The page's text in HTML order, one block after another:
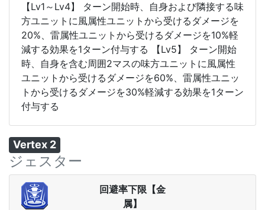
【Lv1～Lv4】 ターン開始時、自身および隣接する味
方ユニットに風属性ユニットから受けるダメージを
20%、雷属性ユニットから受けるダメージを10%軽
減する効果を1ターン付与する 【Lv5】 ターン開始
時、自身を含む周囲2マスの味方ユニットに風属性
ユニットから受けるダメージを60%、雷属性ユニッ
トから受けるダメージを30%軽減する効果を1ターン
付与する
Vertex 2
ジェスター
回避率下限【金
属】